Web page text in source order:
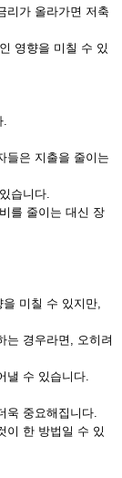
리가 올라가면 저축
영향을 미칠 수 있
.
들은 지출을 줄이는
습니다.
를 줄이는 대신 장
미칠 수 있지만,
는 경우라면, 오히려
낼 수 있습니다.
욱 중요해집니다.
이 한 방법일 수 있